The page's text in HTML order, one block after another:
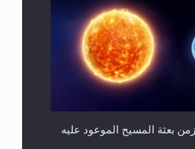
بعثة المسيح الموعود عليه